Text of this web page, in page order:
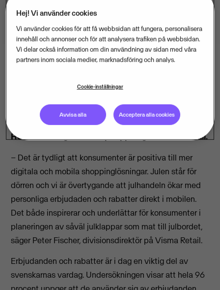
dem digitalt, i stället för i pappersform. Det visar en
ny studie om digitala och mobila köpbeteenden som
HUI Research genomfört på uppdrag av Visma Retail.
– Det är tydligt att konsumenter är positiva till mer
digitala och mobila shoppinglösningar. Julen står för
dörren och vi är övertygande att julhandeln ökar med
personliga erbjudaden och rabatter direkt i mobilen.
Det både inspirerar och underlättar för konsumenter i
planeringen av såväl julklappar som mat till julbordet,
säger Peter Fischer, divisionsdirektör på Visma Retail.
Erbjudanden och rabatter är i dag en viktig del av
svenskarnas vardag. Undersökningen visar att hela 96
Hej! Vi använder cookies
Vi använder cookies för att få webbsidan att fungera, personalisera
innehåll och annonser och för att analysera trafiken på webbsidan.
Vi delar också information om din användning av sidan med våra
partners inom sociala medier, marknadsföring och analys.
Cookie-inställningar
Avvisa alla Acceptera alla cookies